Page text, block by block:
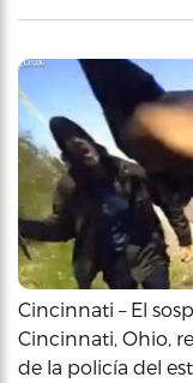
Cincinnati – El
Cincinnati, Ohio,
de la policía del